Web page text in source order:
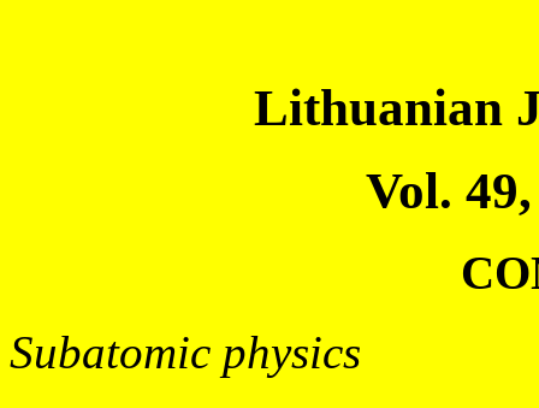
Lithuanian
Vol.
Subatomic physics